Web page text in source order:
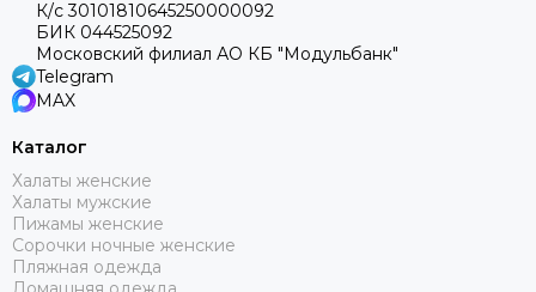
К/с 30101810645250000092
БИК 044525092
Московский филиал АО КБ "Модульбанк"
Telegram
MAX
Каталог
Халаты женские
Халаты мужские
Пижамы женские
Сорочки ночные женские
Пляжная одежда